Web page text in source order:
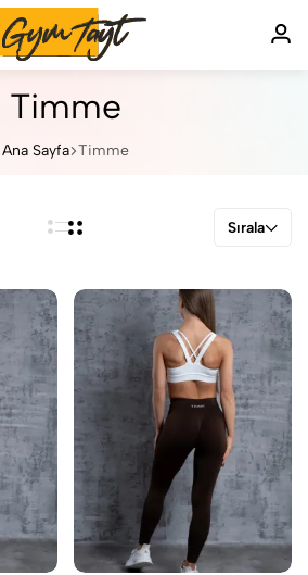
Timme
Ana Sayfa Timme
Sırala